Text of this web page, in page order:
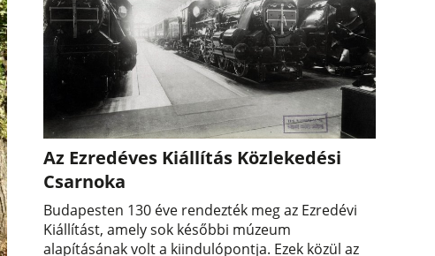
Az Ezredéves Kiállítás Közlekedési
Csarnoka
Budapesten 130 éve rendezték meg az Ezredévi
Kiállítást, amely sok későbbi múzeum
alapításának volt a kiindulópontja. Ezek közül az